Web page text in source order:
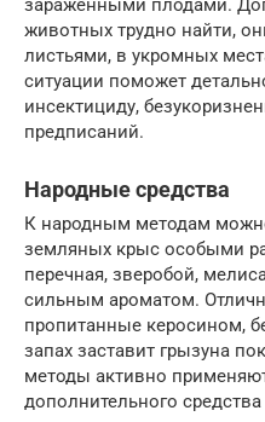
заражёнными плодами.
животных трудно найти,
листьями, в укромных
ситуации поможет
инсектициду,
предписаний.
Народные средства
К народным методам
земляных крыс особыми
перечная, зверобой,
сильным ароматом.
пропитанные керосином,
запах заставит грызуна
методы активно
дополнительного